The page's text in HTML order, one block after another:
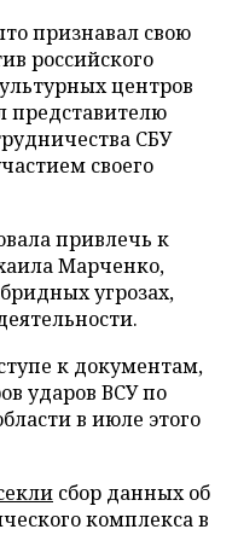
признавал свою
российского
центров
представителю
СБУ
своего
привлечь к
Марченко,
угрозах,
к документам,
ударов ВСУ по
в июле этого
сбор данных об
комплекса в